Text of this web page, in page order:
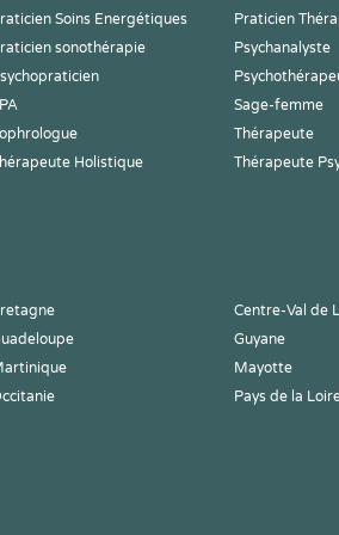
Soins Energétiques
Praticien
sonothérapie
Psychanalyste
Sage-femme
Thérapeute
Holistique
Thérapeute
Centre-Val de
Guyane
Mayotte
Pays de la